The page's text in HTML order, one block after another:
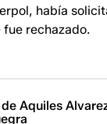
había
rechazado.
Aquiles